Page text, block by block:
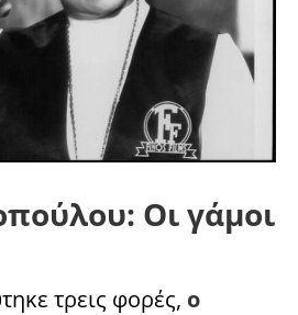
Οι γάμοι
τρεις φορές, ο